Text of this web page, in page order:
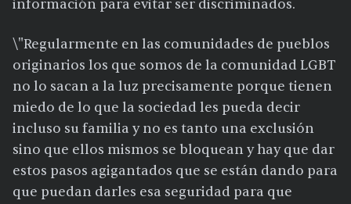
información para evitar ser discriminados.
\"Regularmente en las comunidades de pueblos
originarios los que somos de la comunidad LGBT
no lo sacan a la luz precisamente porque tienen
miedo de lo que la sociedad les pueda decir
incluso su familia y no es tanto una exclusión
sino que ellos mismos se bloquean y hay que dar
estos pasos agigantados que se están dando para
que puedan darles esa seguridad para que